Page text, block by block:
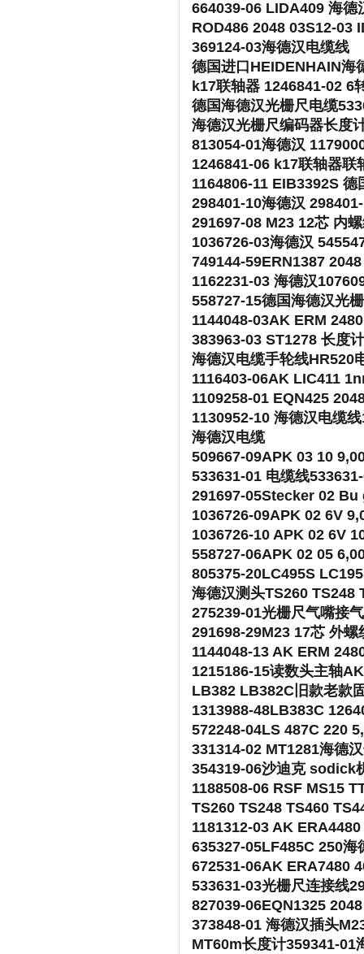
664039-06 LIDA409 海德
ROD486 2048 03S12-03
369124-03海德汉电缆线
德国进口HEIDENHAIN海
k17联轴器 1246841-02 6
德国海德汉光栅尺电缆
海德汉光栅尺编码器长度
813054-01海德汉
1246841-06 k17联轴器联
1164806-11 EIB3392S
298401-10海德汉
291697-08 M23 12芯 内
1036726-03海德汉
749144-59ERN1387
1162231-03 海德汉
558727-15德国海德汉光
1144048-03AK ERM
383963-03 ST1278 长度计
海德汉电缆手轮线HR520
1116403-06AK LIC411
1109258-01 EQN425
1130952-10 海德汉电缆
海德汉电缆
509667-09APK 03 10
533631-01 电缆线
291697-05Stecker 02 Bu
1036726-09APK 02 6V
1036726-10 APK 02 6V
558727-06APK 02 05
805375-20LC495S
海德汉测头TS260 TS248
275239-01光栅尺气嘴接
291698-29M23 17芯 外
1144048-13 AK ERM
1215186-15读数头主轴
LB382 LB382C旧款老款
1313988-48LB383C
572248-04LS 487C 220
331314-02 MT1281海德
354319-06沙迪克 sodick
1188508-06 RSF MS15
TS260 TS248 TS460
1181312-03 AK
635327-05LF485C 250海
672531-06AK ERA7480
533631-03光栅尺连接线
827039-06EQN1325
373848-01 海德汉插头
MT60m长度计359341-01